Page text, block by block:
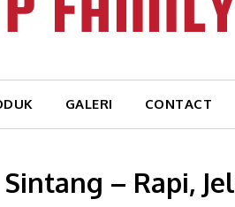
GALERI CONTACT
– Rapi,